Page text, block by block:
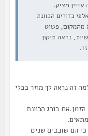
מציק.
הכוונת
פשוט
תיקון
נראה לך מוזר בכלי
בורג הכוונת
שוכבים שנים